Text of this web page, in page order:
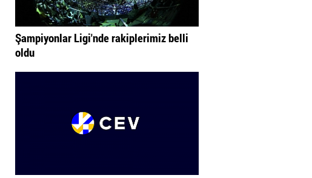
Şampiyonlar Ligi'nde rakiplerimiz belli
oldu